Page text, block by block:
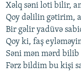
Xəlq səni loti bilir,
Qoy dəlilin gətirim,
Bir gəlir yadüvə
Qoy ki, faş
Səni mən mərd
Fərz bildim bu kişi